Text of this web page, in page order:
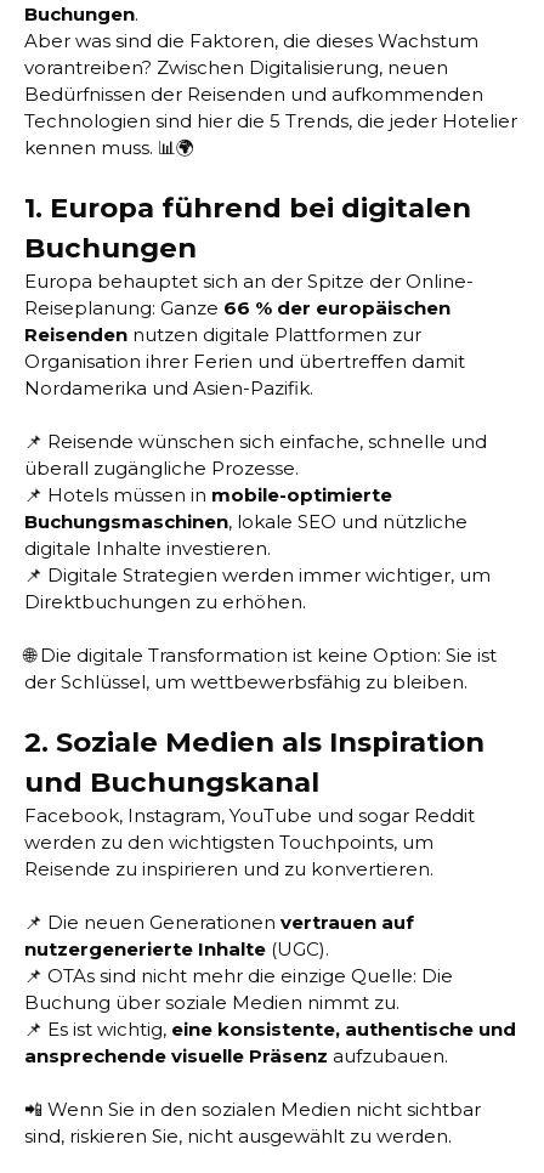
Buchungen.
Aber was sind die Faktoren, die dieses Wachstum
vorantreiben? Zwischen Digitalisierung, neuen
Bedürfnissen der Reisenden und aufkommenden
Technologien sind hier die 5 Trends, die jeder Hotelier
kennen muss. 📊🌍
1. Europa führend bei digitalen
Buchungen
Europa behauptet sich an der Spitze der Online-
Reiseplanung: Ganze 66 % der europäischen
Reisenden nutzen digitale Plattformen zur
Organisation ihrer Ferien und übertreffen damit
Nordamerika und Asien-Pazifik.
📌 Reisende wünschen sich einfache, schnelle und
überall zugängliche Prozesse.
📌 Hotels müssen in mobile-optimierte
Buchungsmaschinen, lokale SEO und nützliche
digitale Inhalte investieren.
📌 Digitale Strategien werden immer wichtiger, um
Direktbuchungen zu erhöhen.
🌐 Die digitale Transformation ist keine Option: Sie ist
der Schlüssel, um wettbewerbsfähig zu bleiben.
2. Soziale Medien als Inspiration
und Buchungskanal
Facebook, Instagram, YouTube und sogar Reddit
werden zu den wichtigsten Touchpoints, um
Reisende zu inspirieren und zu konvertieren.
📌 Die neuen Generationen vertrauen auf
nutzergenerierte Inhalte (UGC).
📌 OTAs sind nicht mehr die einzige Quelle: Die
Buchung über soziale Medien nimmt zu.
📌 Es ist wichtig, eine konsistente, authentische und
ansprechende visuelle Präsenz aufzubauen.
📲 Wenn Sie in den sozialen Medien nicht sichtbar
sind, riskieren Sie, nicht ausgewählt zu werden.